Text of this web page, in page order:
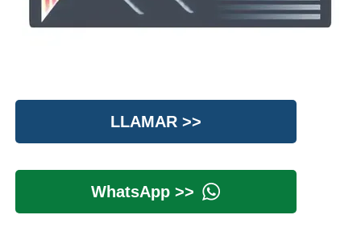
LLAMAR >>
WhatsApp >>